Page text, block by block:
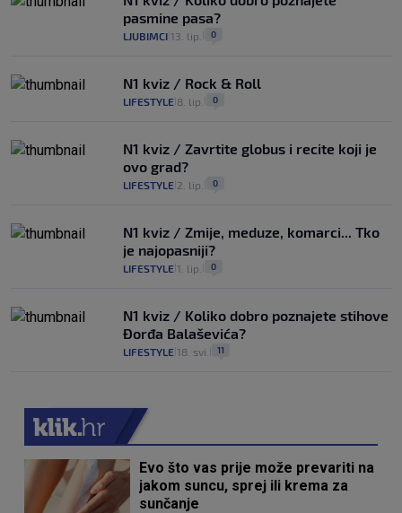
pasmine pasa?
LJUBIMCI 13. lip. 0
N1 kviz / Rock & Roll
LIFESTYLE 8. lip. 0
N1 kviz / Zavrtite globus i recite koji je
ovo grad?
LIFESTYLE 2. lip. 0
N1 kviz / Zmije, meduze, komarci... Tko
je najopasniji?
LIFESTYLE 1. lip. 0
N1 kviz / Koliko dobro poznajete stihove
Đorđa Balaševića?
LIFESTYLE 18. svi. 11
Evo što vas prije može prevariti na
jakom suncu, sprej ili krema za
sunčanje